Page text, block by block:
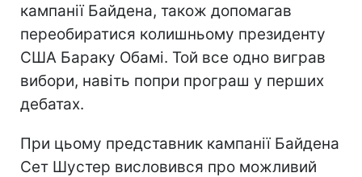
кампанії Байдена, також допомагав
переобиратися колишньому президенту
США Бараку Обамі. Той все одно виграв
вибори, навіть попри програш у перших
дебатах.
При цьому представник кампанії Байдена
Сет Шустер висловився про можливий